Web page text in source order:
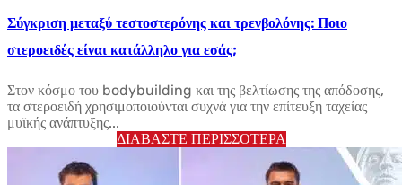
Σύγκριση μεταξύ τεστοστερόνης και τρενβολόνης: Ποιο
στεροειδές είναι κατάλληλο για εσάς;
Στον κόσμο του bodybuilding και της βελτίωσης της απόδοσης,
τα στεροειδή χρησιμοποιούνται συχνά για την επίτευξη ταχείας
μυϊκής ανάπτυξης...
ΔΙΑΒΆΣΤΕ ΠΕΡΙΣΣΌΤΕΡΑ